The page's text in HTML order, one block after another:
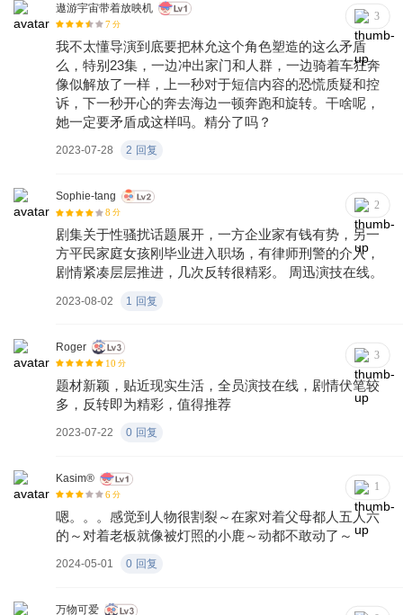
遨游宇宙带着放映机
7 分
3
我不太懂导演到底要把林允这个角色塑造的这么矛盾
么，特别23集，一边冲出家门和人群，一边骑着车狂奔
像似解放了一样，上一秒对于短信内容的恐慌质疑和控
诉，下一秒开心的奔去海边一顿奔跑和旋转。干啥呢，
她一定要矛盾成这样吗。精分了吗？
2023-07-28 2 回复
Sophie-tang
8 分
2
剧集关于性骚扰话题展开，一方企业家有钱有势，另一
方平民家庭女孩刚毕业进入职场，有律师刑警的介入，
剧情紧凑层层推进，几次反转很精彩。 周迅演技在线。
2023-08-02 1 回复
Roger
10 分
3
题材新颖，贴近现实生活，全员演技在线，剧情伏笔较
多，反转即为精彩，值得推荐
2023-07-22 0 回复
Kasim®
6 分
1
嗯。。。感觉到人物很割裂～在家对着父母都人五人六
的～对着老板就像被灯照的小鹿～动都不敢动了～
2024-05-01 0 回复
万物可爱